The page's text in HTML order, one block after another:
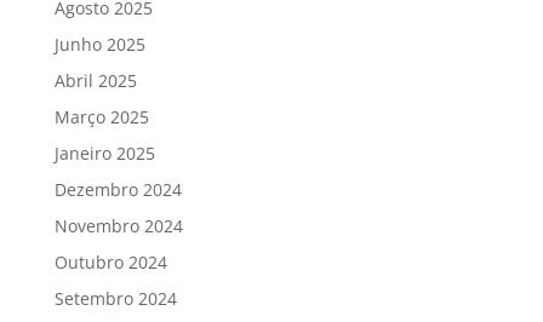
Agosto 2025
Junho 2025
Abril 2025
Março 2025
Janeiro 2025
Dezembro 2024
Novembro 2024
Outubro 2024
Setembro 2024